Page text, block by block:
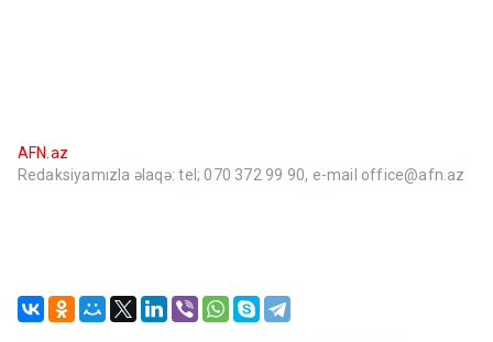
AFN.az
Redaksiyamızla əlaqə: tel; 070 372 99 90, e-mail office@afn.az